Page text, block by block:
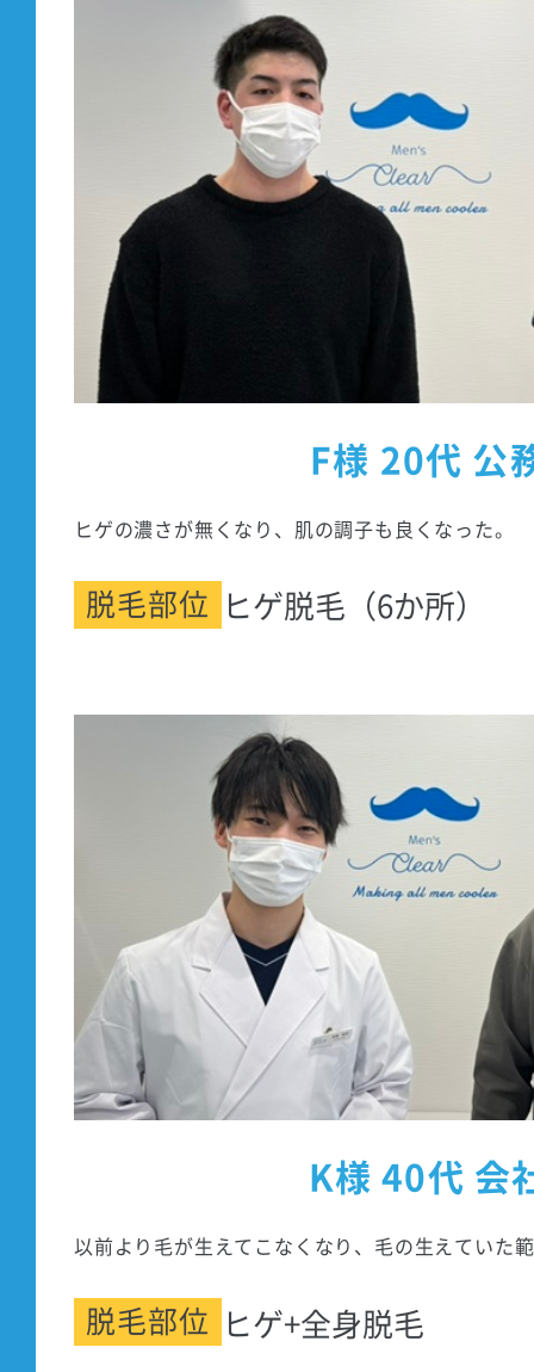
F様 20代 公
ヒゲの濃さが無くなり、肌の調子も良くなった。
脱毛部位 ヒゲ脱毛（6か所）
K様 40代 会
以前より毛が生えてこなくなり、毛の生えていた
脱毛部位 ヒゲ+全身脱毛